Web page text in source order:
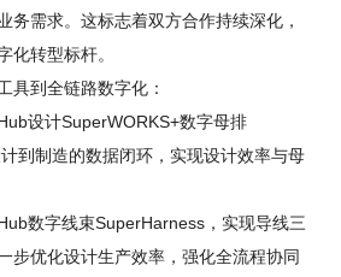
务需求。这标志着双方合作持续深化，
化转型标杆。
具到全链路数字化：
设计SuperWORKS+数字母排
到制造的数据闭环，实现设计效率与母
数字线束SuperHarness，实现导线三
步优化设计生产效率，强化全流程协同